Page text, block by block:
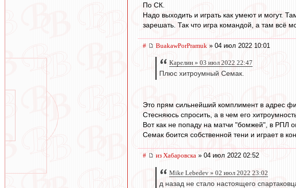
По СК.
Надо выходить и играть как умеют и могут.
зарешать. Так что игра командой, а там всё
# BuakawPorPramuk » 04 июл 2022 10:01
Карелин » 03 июл 2022 22:47
Плюс хитроумный Семак.
Это прям сильнейший комплимент в адрес
Стесняюсь спросить, а в чем его
Вот как не попаду на матчи "бомжей", в РПЛ
Семак боится собственной тени и играет в
# из Хабаровска » 04 июл 2022 02:52
Mike Lebedev » 02 июл 2022 23:02
д назад не стало настоящего